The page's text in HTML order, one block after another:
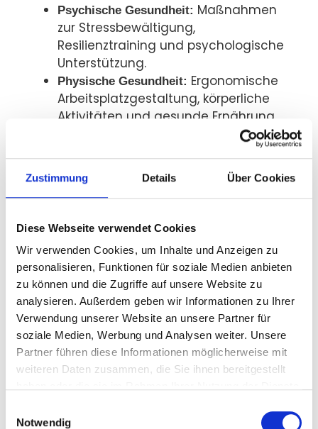
Zustimmung Details Über Cookies
Diese Webseite verwendet Cookies
Wir verwenden Cookies, um Inhalte und Anzeigen zu
personalisieren, Funktionen für soziale Medien anbieten
zu können und die Zugriffe auf unsere Website zu
analysieren. Außerdem geben wir Informationen zu Ihrer
Verwendung unserer Website an unsere Partner für
soziale Medien, Werbung und Analysen weiter. Unsere
Partner führen diese Informationen möglicherweise mit
weiteren Daten zusammen, die Sie ihnen bereitgestellt
Notwendig
Psychische Gesundheit: Maßnahmen
zur Stressbewältigung,
Resilienztraining und psychologische
Unterstützung.
Physische Gesundheit: Ergonomische
Arbeitsplatzgestaltung, körperliche
Aktivitäten und gesunde Ernährung.
Förderung von
Teamarbeit, sozialem Zusammenhalt
und einer positiven Arbeitsumgebung.
Herangehensweisewerden Krankenstände
Fluktuationskosten gesenkt.
Gesunde Ernährung,
Schichtarbeit und körperliche
Anstrengungen
Die Pflegebranche erfordert besondere
Aufmerksamkeit auf die Ernährung und die
Schichtarbeit stellt eine zusätzliche